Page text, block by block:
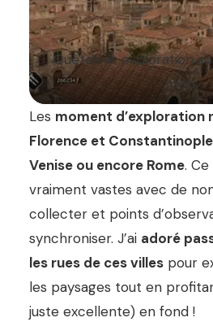
Quêtes et exploration sont les maîtres-
mots
Les moment d’exploration
Florence et
Venise ou encore Rome.
vraiment vastes avec de
collecter et points
synchroniser. J’ai adoré
les rues de ces villes pour
les paysages tout en
juste excellente) en fond !